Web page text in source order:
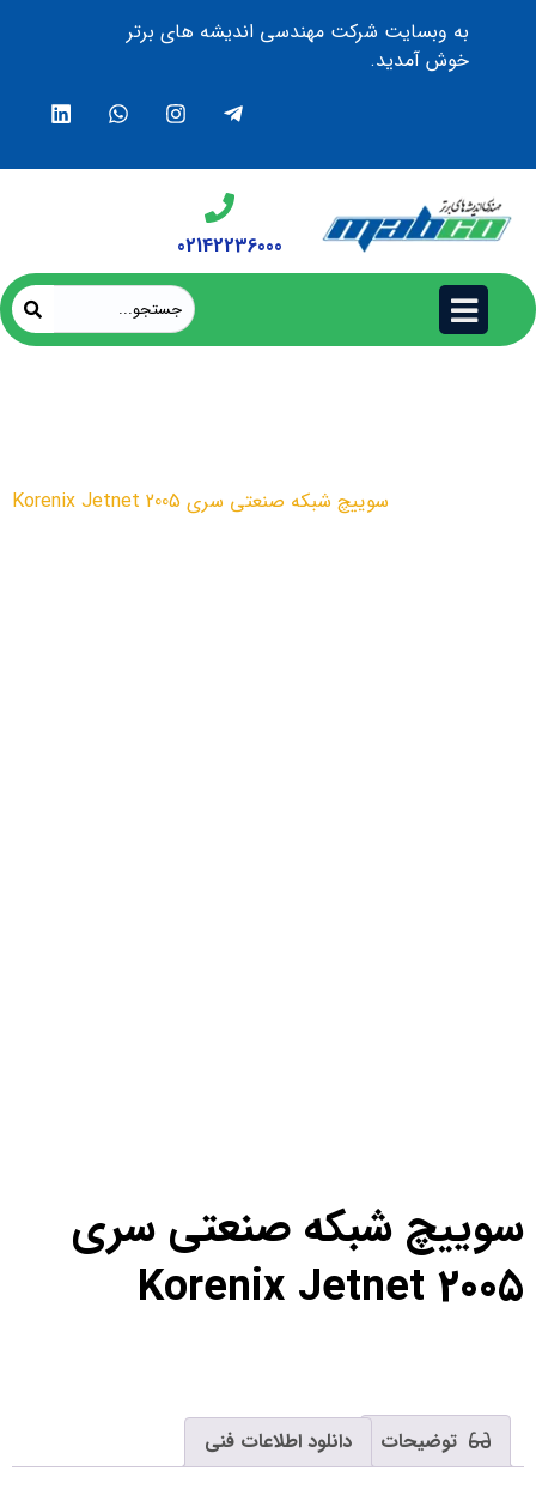
به وبسایت شرکت مهندسی اندیشه های برتر
خوش آمدید.
02142236000
سوییچ شبکه صنعتی سری
سوییچ شبکه صنعتی سری Korenix Jetnet 2005
سوییچ شبکه صنعتی سری
Korenix Jetnet 2005
توضیحات دانلود اطلاعات فنی